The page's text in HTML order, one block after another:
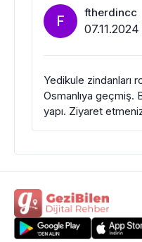
F ftherdincc
07.11.2024
Yedikule zindanları
Osmanlıya geçmiş.
yapı. Ziyaret